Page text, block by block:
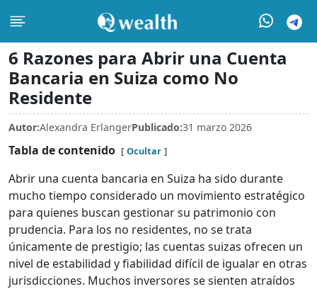
6 Razones para Abrir una Cuenta
Bancaria en Suiza como No
Residente
Autor:Alexandra ErlangerPublicado:31 marzo 2026
Tabla de contenido Ocultar
Abrir una cuenta bancaria en Suiza ha sido durante
mucho tiempo considerado un movimiento estratégico
para quienes buscan gestionar su patrimonio con
prudencia. Para los no residentes, no se trata
únicamente de prestigio; las cuentas suizas ofrecen un
nivel de estabilidad y fiabilidad difícil de igualar en otras
jurisdicciones. Muchos inversores se sienten atraídos